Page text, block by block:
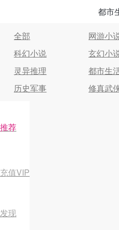
都市
全部
网游小
科幻小说
玄幻小
灵异推理
都市生
历史军事
修真武
推荐
充值VIP
发现